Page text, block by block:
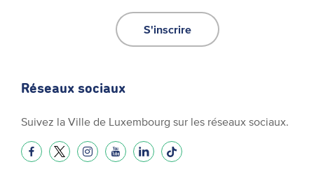
S'inscrire
Réseaux sociaux
Suivez la Ville de Luxembourg sur les réseaux sociaux.